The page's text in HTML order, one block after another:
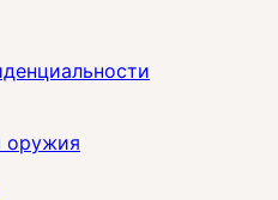
оружия